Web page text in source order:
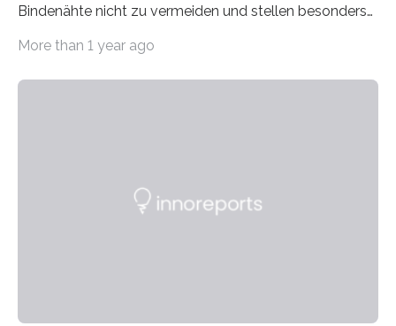
Bindenähte nicht zu vermeiden und stellen besonders
Matrixmaterials eine große Herausforderung dar.
Durch den verstärkten Einsatz von Rezyklaten
More than 1 year ago